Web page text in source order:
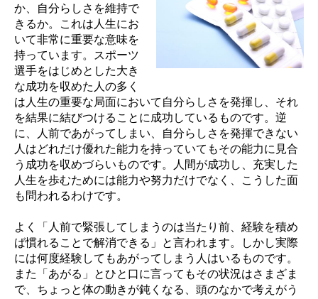
か、自分らしさを維持で
きるか。これは人生にお
いて非常に重要な意味を
持っています。スポーツ
選手をはじめとした大き
な成功を収めた人の多く
は人生の重要な局面において自分らしさを発揮し、それ
を結果に結びつけることに成功しているものです。逆
に、人前であがってしまい、自分らしさを発揮できない
人はどれだけ優れた能力を持っていてもその能力に見合
う成功を収めづらいものです。人間が成功し、充実した
人生を歩むためには能力や努力だけでなく、こうした面
も問われるわけです。
よく「人前で緊張してしまうのは当たり前、経験を積め
ば慣れることで解消できる」と言われます。しかし実際
には何度経験してもあがってしまう人はいるものです。
また「あがる」とひと口に言ってもその状況はさまざま
で、ちょっと体の動きが鈍くなる、頭のなかで考えがう